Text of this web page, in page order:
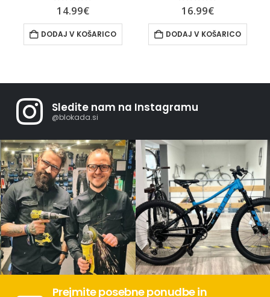
0out of 5
16.99€
DODAJ V KOŠARICO
0out of 5
21.99€
DODAJ V KOŠARICO
Sledite nam na Instagramu
@blokada.si
Prejmite posebne ponudbe in